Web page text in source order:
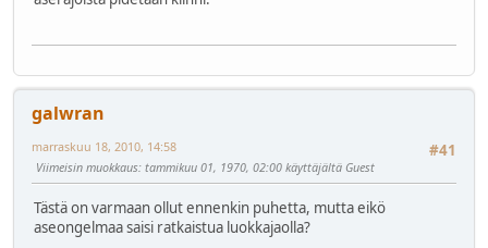
galwran
#41
marraskuu 18, 2010, 14:58
Viimeisin muokkaus: tammikuu 01, 1970, 02:00 käyttäjältä Guest
Tästä on varmaan ollut ennenkin puhetta, mutta eikö
aseongelmaa saisi ratkaistua luokkajaolla?